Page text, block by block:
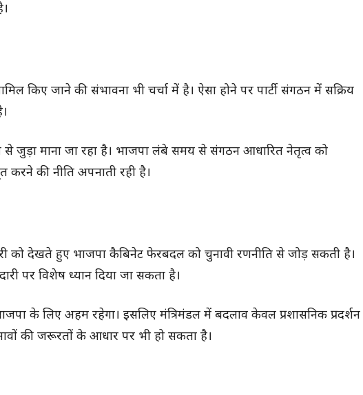
किए जाने की संभावना भी चर्चा में है। ऐसा होने पर पार्टी संगठन में सक्रिय
से जुड़ा माना जा रहा है। भाजपा लंबे समय से संगठन आधारित नेतृत्व को
की नीति अपनाती रही है।
को देखते हुए भाजपा कैबिनेट फेरबदल को चुनावी रणनीति से जोड़ सकती है।
पर विशेष ध्यान दिया जा सकता है।
के लिए अहम रहेगा। इसलिए मंत्रिमंडल में बदलाव केवल प्रशासनिक प्रदर्शन
की जरूरतों के आधार पर भी हो सकता है।